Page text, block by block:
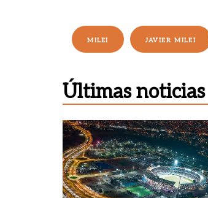
MILEI JAVIER MILEI
Últimas noticias